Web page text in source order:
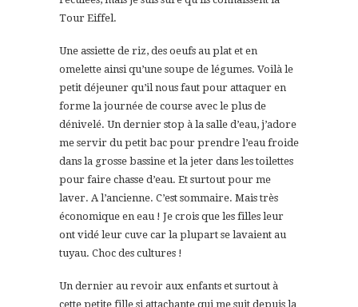
Tour Eiffel.
Une assiette de riz, des oeufs au plat et en
omelette ainsi qu’une soupe de légumes. Voilà le
petit déjeuner qu’il nous faut pour attaquer en
forme la journée de course avec le plus de
dénivelé. Un dernier stop à la salle d’eau, j’adore
me servir du petit bac pour prendre l’eau froide
dans la grosse bassine et la jeter dans les toilettes
pour faire chasse d’eau. Et surtout pour me
laver. A l’ancienne. C’est sommaire. Mais très
économique en eau ! Je crois que les filles leur
ont vidé leur cuve car la plupart se lavaient au
tuyau. Choc des cultures !
Un dernier au revoir aux enfants et surtout à
cette petite fille si attachante qui me suit depuis la